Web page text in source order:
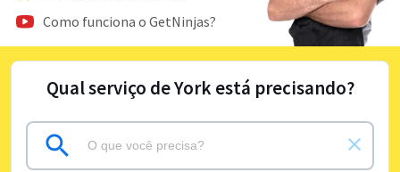
Como funciona o GetNinjas?
Qual serviço de York está precisando?